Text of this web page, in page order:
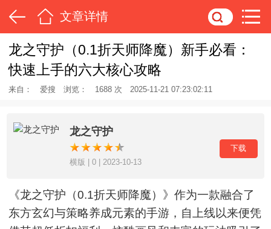
文章详情
龙之守护（0.1折天师降魔）新手必看：
快速上手的六大核心攻略
来自： 爱搜 浏览： 1688 次 2025-11-21 07:23:02:11
龙之守护
横版 | 0 | 2023-10-13
下载
《龙之守护（0.1折天师降魔）》作为一款融合了
东方玄幻与策略养成元素的手游，自上线以来便凭